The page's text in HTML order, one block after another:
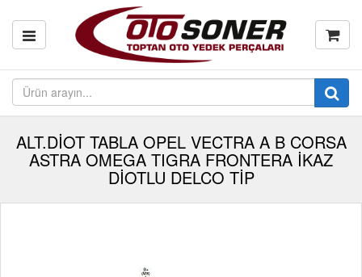
ALT.DİOT TABLA OPEL VECTRA A B CORSA
ASTRA OMEGA TIGRA FRONTERA İKAZ
DİOTLU DELCO TİP